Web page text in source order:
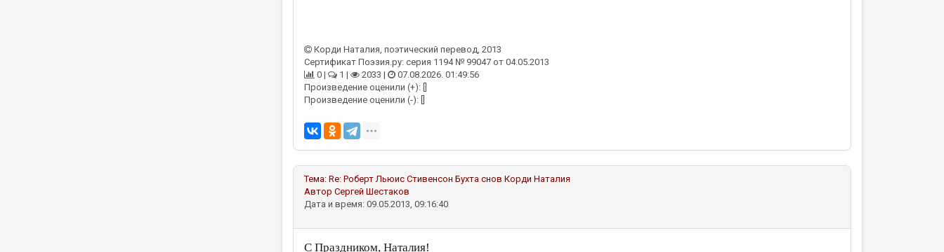
Корди Наталия, поэтический перевод, 2013
Сертификат Поэзия.ру: серия 1194 № 99047 от 04.05.2013
0 |
1 | 2033 |
07.08.2026. 01:49:56
Произведение оценили (+): []
Произведение оценили (-): []
Тема: Re: Роберт Льюис Стивенсон Бухта снов Корди Наталия
Автор Сергей Шестаков
Дата и время: 09.05.2013, 09:16:40
С Праздником, Наталия!